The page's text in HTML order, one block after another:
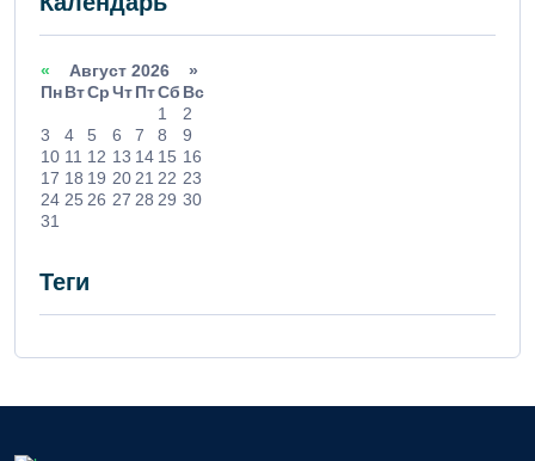
« Август 2026 »
ПнВтСрЧтПтСб Вс
1
2
3
4 5 6 7 8
9
10 11 12 13 14 15 16
17 18 19 20 21 22 23
24 25 26 27 28 29 30
31
Теги